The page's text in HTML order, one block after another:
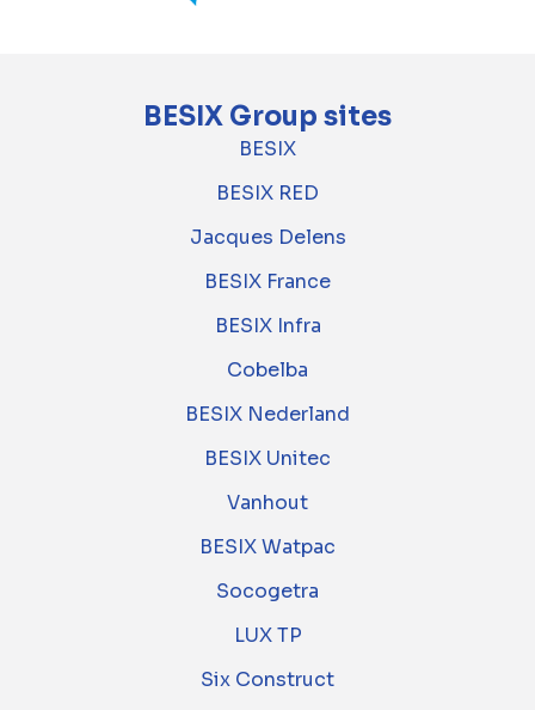
BESIX Group sites
BESIX
BESIX RED
Jacques Delens
BESIX France
BESIX Infra
Cobelba
BESIX Nederland
BESIX Unitec
Vanhout
BESIX Watpac
Socogetra
LUX TP
Six Construct